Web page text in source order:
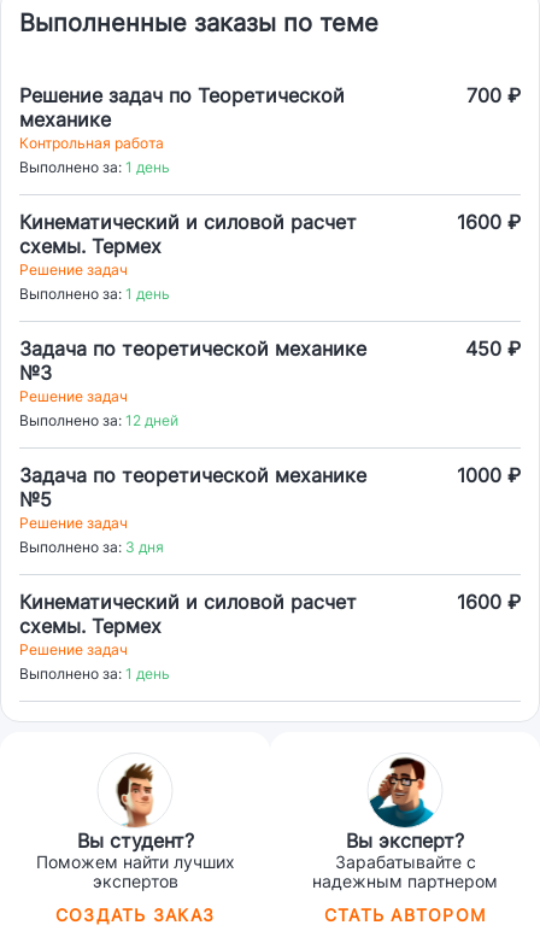
Выполненные заказы по теме
Решение задач по Теоретической
механике
700 ₽
Контрольная работа
Выполнено за: 1 день
Кинематический и силовой расчет
схемы. Термех
1600 ₽
Решение задач
Выполнено за: 1 день
Задача по теоретической механике
№3
450 ₽
Решение задач
Выполнено за: 12 дней
Задача по теоретической механике
№5
1000 ₽
Решение задач
Выполнено за: 3 дня
Кинематический и силовой расчет
схемы. Термех
1600 ₽
Решение задач
Выполнено за: 1 день
Вы студент?
Поможем найти лучших
экспертов
СОЗДАТЬ ЗАКАЗ
Вы эксперт?
Зарабатывайте с
надежным партнером
СТАТЬ АВТОРОМ